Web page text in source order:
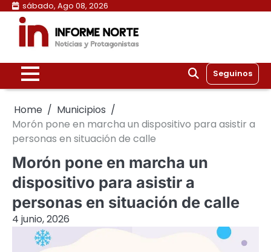
Skip
content
sábado, Ago 08, 2026
Seguinos
Home
Municipios
Morón pone en marcha un dispositivo para asistir a
personas en situación de calle
Morón pone en marcha un
dispositivo para asistir a
personas en situación de calle
4 junio, 2026